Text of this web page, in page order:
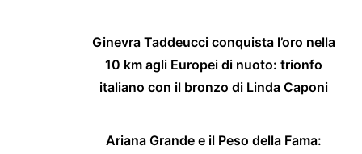
Ginevra Taddeucci conquista l’oro nella
10 km agli Europei di nuoto: trionfo
italiano con il bronzo di Linda Caponi
Ariana Grande e il Peso della Fama: